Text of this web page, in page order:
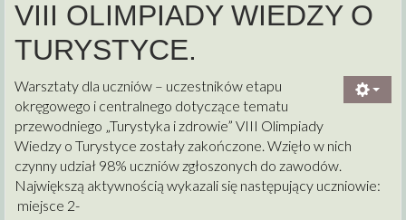
VIII OLIMPIADY WIEDZY O
TURYSTYCE.
Warsztaty dla uczniów – uczestników etapu
okręgowego i centralnego dotyczące tematu
przewodniego „Turystyka i zdrowie” VIII Olimpiady
Wiedzy o Turystyce zostały zakończone. Wzięło w nich
czynny udział 98% uczniów zgłoszonych do zawodów.
Największą aktywnością wykazali się następujący uczniowie:
miejsce 2-